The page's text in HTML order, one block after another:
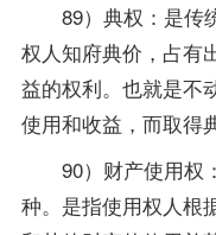
89）典权：是传
权人知府典价，占有
益的权利。也就是不
使用和收益，而取得
90）财产使用权
种。是指使用权人根